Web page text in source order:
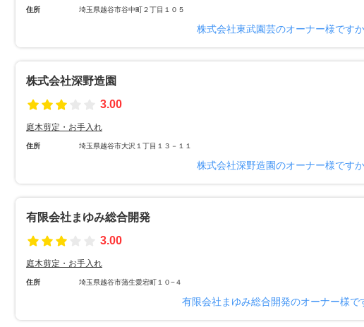
住所 埼玉県越谷市谷中町２丁目１０５
株式会社東武園芸のオーナー様です
株式会社深野造園
3.00
庭木剪定・お手入れ
住所 埼玉県越谷市大沢１丁目１３－１１
株式会社深野造園のオーナー様です
有限会社まゆみ総合開発
3.00
庭木剪定・お手入れ
住所 埼玉県越谷市蒲生愛宕町１０−４
有限会社まゆみ総合開発のオーナー様で